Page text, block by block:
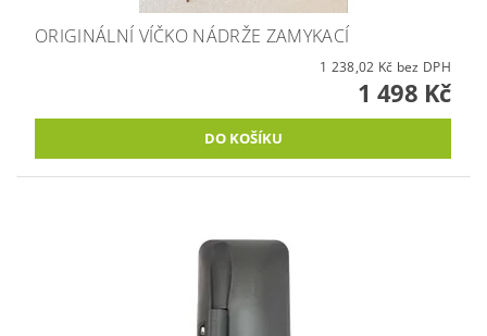
ORIGINÁLNÍ VÍČKO NÁDRŽE ZAMYKACÍ
1 238,02 Kč bez DPH
1 498 Kč